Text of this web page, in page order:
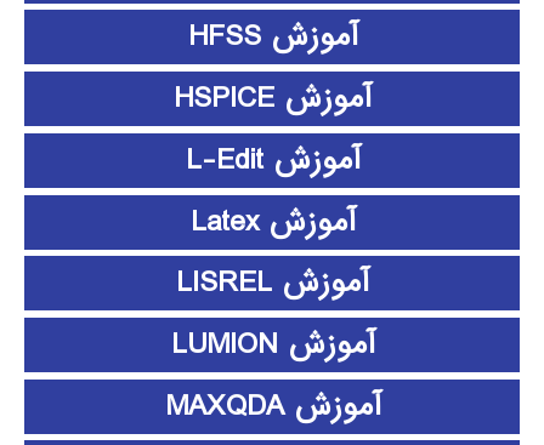
آموزش HFSS
آموزش HSPICE
آموزش L-Edit
آموزش Latex
آموزش LISREL
آموزش LUMION
آموزش MAXQDA